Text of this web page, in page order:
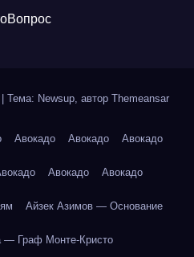
Тема: Newsup, автор Themeansar
Авокадо Авокадо Авокадо
Авокадо Авокадо
Айзек Азимов — Основание
Граф Монте-Кристо